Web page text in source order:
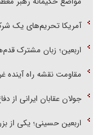
آمریکا تحریم‌های یک
اربعین؛ زبان مشترک
مقاومت نقشه راه
جولان عقابان ایرانی از
اربعین حسینی؛ یکی از